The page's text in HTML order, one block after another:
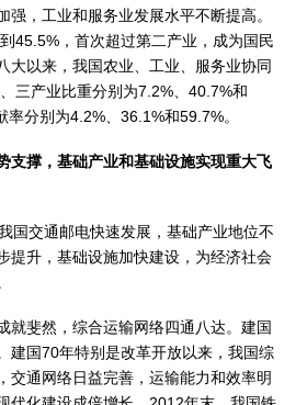
强，工业和服务业发展水平不断提高。
45.5%，首次超过第二产业，成为国民
大以来，我国农业、工业、服务业协同
三产业比重分别为7.2%、40.7%和
分别为4.2%、36.1%和59.7%。
支撑，基础产业和基础设施实现重大飞
国交通邮电快速发展，基础产业地位不
提升，基础设施加快建设，为经济社会
就斐然，综合运输网络四通八达。建国
建国70年特别是改革开放以来，我国综
交通网络日益完善，运输能力和效率明